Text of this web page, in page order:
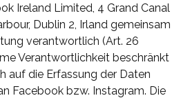
Ireland Limited, 4 Grand Canal
Dublin 2, Irland gemeinsam
verantwortlich (Art. 26
Verantwortlichkeit beschränkt
auf die Erfassung der Daten
Facebook bzw. Instagram. Die